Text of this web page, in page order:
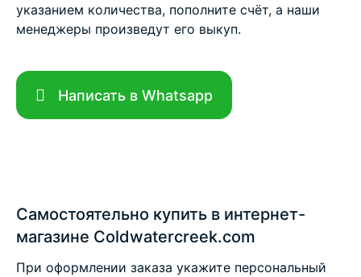
указанием количества, пополните счёт, а наши
менеджеры произведут его выкуп.
Написать в Whatsapp
Самостоятельно купить в интернет-
магазине Coldwatercreek.com
При оформлении заказа укажите персональный